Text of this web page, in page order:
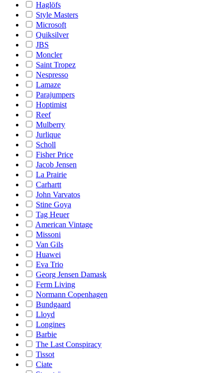
Haglöfs
Style Masters
Microsoft
Quiksilver
JBS
Moncler
Saint Tropez
Nespresso
Lamaze
Parajumpers
Hoptimist
Reef
Mulberry
Jurlique
Scholl
Fisher Price
Jacob Jensen
La Prairie
Carhartt
John Varvatos
Stine Goya
Tag Heuer
American Vintage
Missoni
Van Gils
Huawei
Eva Trio
Georg Jensen Damask
Ferm Living
Normann Copenhagen
Bundgaard
Lloyd
Longines
Barbie
The Last Conspiracy
Tissot
Ciate